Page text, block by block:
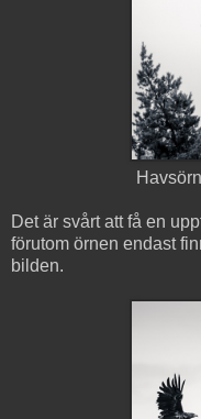
Det är svårt att få en
förutom örnen endast
bilden.